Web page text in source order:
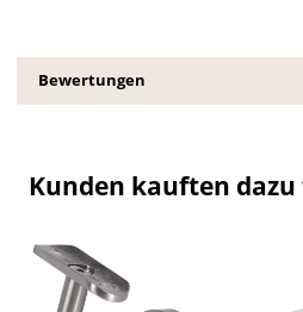
Bewertungen
Kunden kauften